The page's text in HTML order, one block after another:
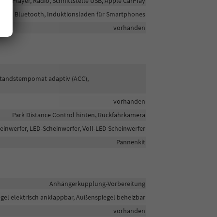
Bluetooth, Induktionsladen für Smartphones
vorhanden
adaptiv (ACC),
vorhanden
Park Distance Control hinten, Rückfahrkamera
LED-Scheinwerfer, Voll-LED Scheinwerfer
Pannenkit
Anhängerkupplung-Vorbereitung
elektrisch anklappbar, Außenspiegel beheizbar
vorhanden